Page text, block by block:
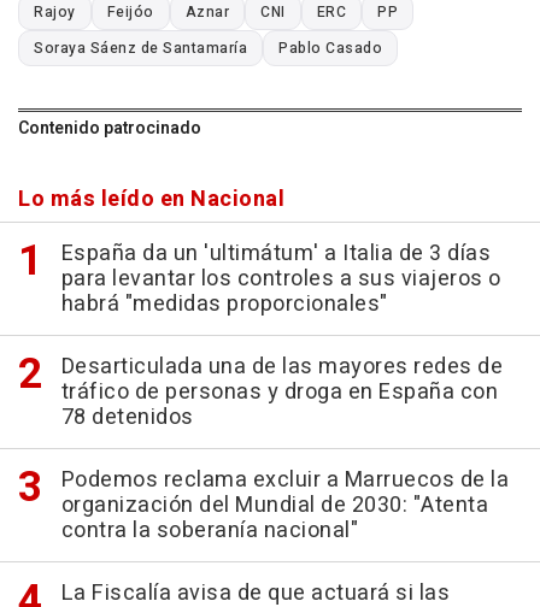
Rajoy Feijóo Aznar CNI ERC
PP
Soraya Sáenz de Santamaría
Pablo Casado
Contenido patrocinado
Lo más leído en Nacional
España da un 'ultimátum' a Italia de 3 días
para levantar los controles a sus viajeros o
habrá "medidas proporcionales"
Desarticulada una de las mayores redes de
tráfico de personas y droga en España con
78 detenidos
Podemos reclama excluir a Marruecos de la
organización del Mundial de 2030: "Atenta
contra la soberanía nacional"
La Fiscalía avisa de que actuará si las